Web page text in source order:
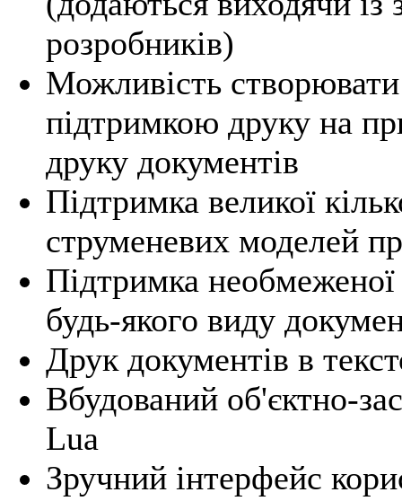
розробників)
Можливість створювати
підтримкою друку на
друку документів
Підтримка великої
струменевих моделей
Підтримка
будь-якого виду
Друк документів в
Вбудований об'єктно-
Lua
Зручний інтерфейс